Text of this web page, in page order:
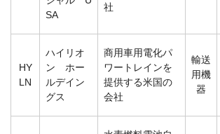
SA
社
HY
LN
ハイリオ
ン ホー
ルデイン
グス
商用車用電化パ
ワートレインを
提供する米国の
会社
輸送
用機
器